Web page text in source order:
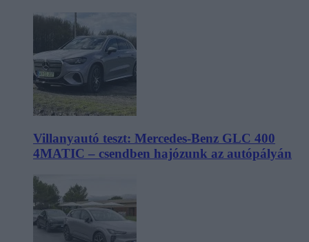
Villanyautó teszt: Mercedes-Benz GLC 400
4MATIC – csendben hajózunk az autópályán